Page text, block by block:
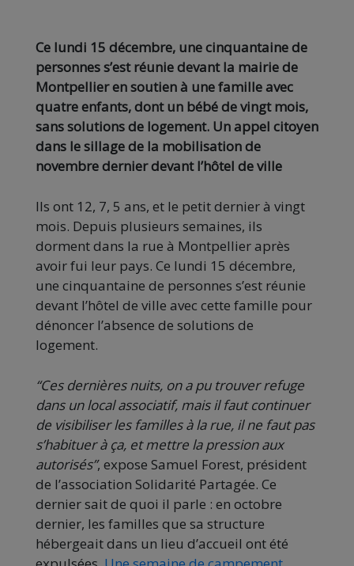
Ce lundi 15 décembre, une cinquantaine de
personnes s’est réunie devant la mairie de
Montpellier en soutien à une famille avec
quatre enfants, dont un bébé de vingt mois,
sans solutions de logement. Un appel citoyen
dans le sillage de la mobilisation de
novembre dernier devant l’hôtel de ville
Ils ont 12, 7, 5 ans, et le petit dernier à vingt
mois. Depuis plusieurs semaines, ils
dorment dans la rue à Montpellier après
avoir fui leur pays. Ce lundi 15 décembre,
une cinquantaine de personnes s’est réunie
devant l’hôtel de ville avec cette famille pour
dénoncer l’absence de solutions de
logement.
“Ces dernières nuits, on a pu trouver refuge
dans un local associatif, mais il faut continuer
de visibiliser les familles à la rue, il ne faut pas
s’habituer à ça, et mettre la pression aux
autorisés”, expose Samuel Forest, président
de l’association Solidarité Partagée. Ce
dernier sait de quoi il parle : en octobre
dernier, les familles que sa structure
hébergeait dans un lieu d’accueil ont été